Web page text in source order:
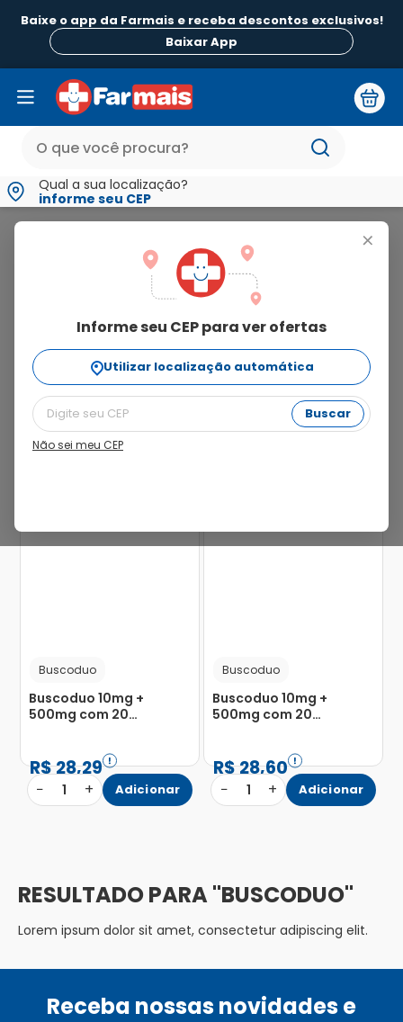
Baixe o app da Farmais e receba descontos exclusivos!
Baixar App
Qual a sua localização?
informe seu CEP
+
Informe seu CEP para ver ofertas
Utilizar localização automática
Buscar
Não sei meu CEP
Ordenar Por
relevância
25%
Buscoduo
Buscoduo 10mg +
500mg com 20
R$28,29
− 1 + Adicionar
Buscoduo
Buscoduo 10mg +
500mg com 20
R$28,60
− 1 + Adicionar
BUSCODUO
Lorem ipsum dolor sit amet, consectetur adipiscing elit.
Receba nossas novidades e